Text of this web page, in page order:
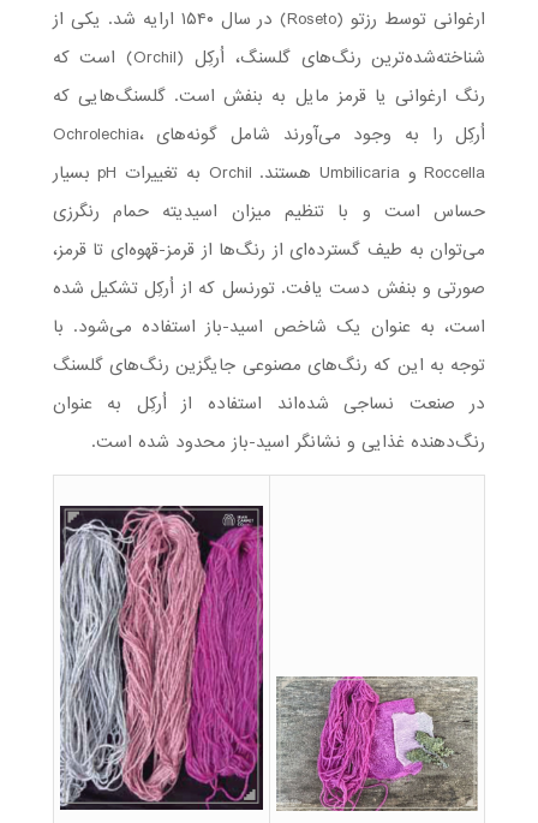
ارغوانی توسط رزتو (Roseto) در سال ۱۵۴۰ ارایه شد. یکی از
شناخته‌شده‌ترین رنگ‌های گلسنگ، اُرکِل (Orchil) است که
رنگ ارغوانی یا قرمز مایل به بنفش است. گلسنگ‌هایی که
اُرکِل را به وجود می‌آورند شامل گونه‌های Ochrolechia،
Roccella و Umbilicaria هستند. Orchil به تغییرات pH بسیار
حساس است و با تنظیم میزان اسیدیته حمام رنگرزی
می‌توان به طیف گسترده‌ای از رنگ‌ها از قرمز-قهوه‌ای تا قرمز،
صورتی و بنفش دست یافت. تورنسل که از اُرکِل تشکیل شده
است، به عنوان یک شاخص اسید-باز استفاده می‌شود. با
توجه به این که رنگ‌های مصنوعی جایگزین رنگ‌های گلسنگ
در صنعت نساجی شده‌اند استفاده از اُرکِل به عنوان
رنگ‌دهنده غذایی و نشانگر اسید-باز محدود شده است.